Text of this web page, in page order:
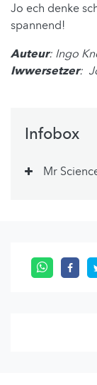
Jo ech denke
spannend!
Auteur: Ingo
Iwwersetzer:
Infobox
Mr